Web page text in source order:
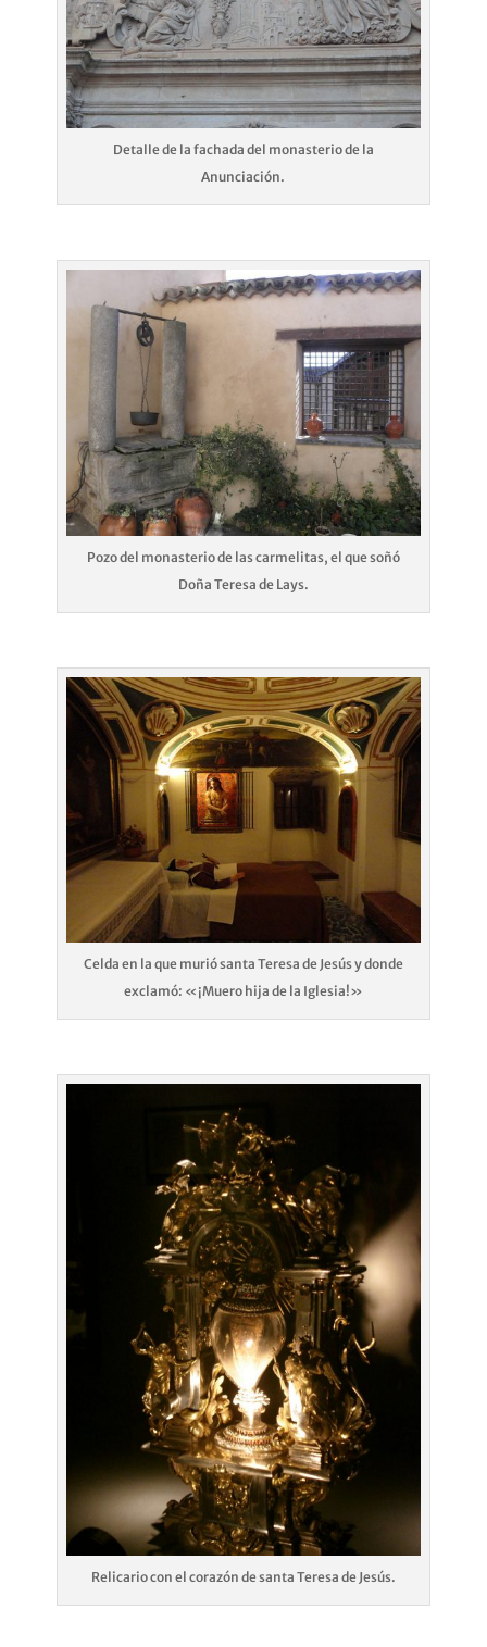
Detalle de la fachada del monasterio de la
Anunciación.
Pozo del monasterio de las carmelitas, el que soñó
Doña Teresa de Lays.
Celda en la que murió santa Teresa de Jesús y donde
exclamó: «¡Muero hija de la Iglesia!»
Relicario con el corazón de santa Teresa de Jesús.